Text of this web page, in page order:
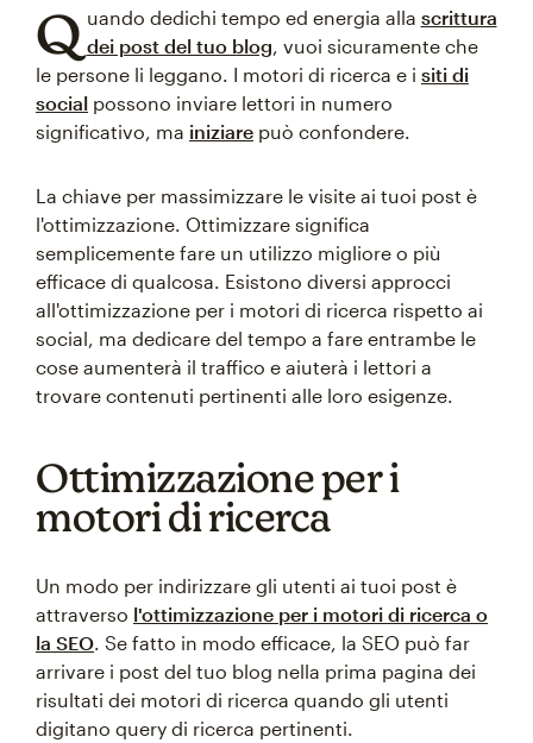
Q uando dedichi tempo ed energia alla scrittura
dei post del tuo blog, vuoi sicuramente che
le persone li leggano. I motori di ricerca e i siti di
social possono inviare lettori in numero
significativo, ma iniziare può confondere.
La chiave per massimizzare le visite ai tuoi post è
l'ottimizzazione. Ottimizzare significa
semplicemente fare un utilizzo migliore o più
efficace di qualcosa. Esistono diversi approcci
all'ottimizzazione per i motori di ricerca rispetto ai
social, ma dedicare del tempo a fare entrambe le
cose aumenterà il traffico e aiuterà i lettori a
trovare contenuti pertinenti alle loro esigenze.
Ottimizzazione per i
motori di ricerca
Un modo per indirizzare gli utenti ai tuoi post è
attraverso l'ottimizzazione per i motori di ricerca o
la SEO. Se fatto in modo efficace, la SEO può far
arrivare i post del tuo blog nella prima pagina dei
risultati dei motori di ricerca quando gli utenti
digitano query di ricerca pertinenti.